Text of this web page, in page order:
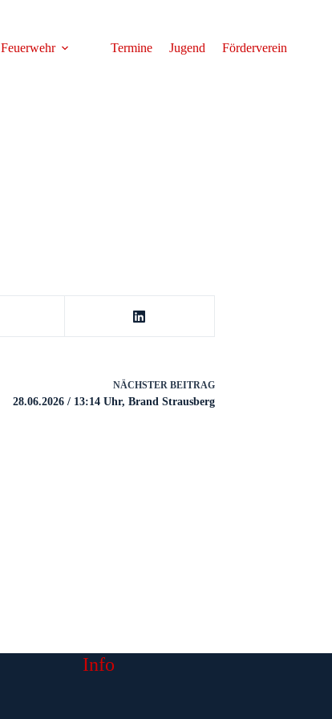
Feuerwehr Termine Jugend Förderverein
NÄCHSTER BEITRAG
28.06.2026 / 13:14 Uhr, Brand Strausberg
Info